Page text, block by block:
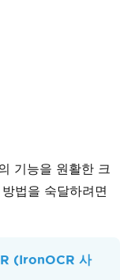
기능을 원활한 크
법을 숙달하려면
(IronOCR 사